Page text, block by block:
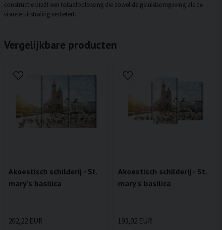
constructie biedt een totaaloplossing die zowel de geluidsomgeving als de
visuele uitstraling verbetert.
Vergelijkbare producten
Akoestisch schilderij - St.
mary's basilica
202,22 EUR
Akoestisch schilderij - St.
mary's basilica
193,02 EUR